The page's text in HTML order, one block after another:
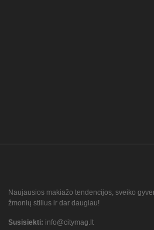
Naujausios makiažo tendencijos, sveiko
žmonių stilius ir dar daugiau!
Susisiekti: info@citymag.lt